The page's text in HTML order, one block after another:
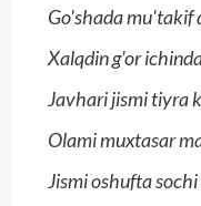
Go'shada mu'takif
Xalqdin g'or
Javhari jismi tiyra
Olami muxtasar
Jismi oshufta